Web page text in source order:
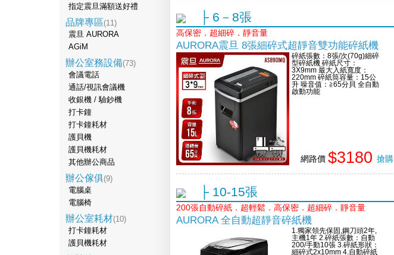
指定震旦滿額送好禮
品牌專區(11)
震旦 AURORA
AGiM
辦公室務設備(73)
會議電話
通話/視訊會議機
收銀機 / 驗鈔機
打卡鐘
打卡鐘耗材
護貝機
護貝機耗材
其他辦公商品
辦公傢俱(9)
電腦桌
電腦椅
辦公室耗材(10)
打卡鐘耗材
護貝機耗材
├ 6－8張
高保密．超細碎．靜音量
AURORA震旦 8張細碎式超靜音雙功能碎紙機
碎紙張數：8張/次(70g)細碎
型碎紙機 碎紙尺寸：
3X9mm 最大入紙寬度：
220mm 碎紙筒容量：15公
升 噪音值：≧65分貝 全自動
啟動功能
網路價 $3180 搶購
├ 10-15張
200張自動碎紙．超輕鬆．高保密．超細碎．靜音量
AURORA 全自動超靜音碎紙機
1.獨家領先保固,鋼刀頭2年,
主機1年 2.碎紙張數：自動
200/手動10張 3.碎紙形狀：
細碎式2x10mm 4.自動碎紙